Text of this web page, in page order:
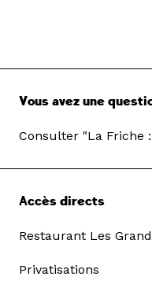
Vous avez une
Consulter "La Friche
Accès directs
Restaurant Les
Privatisations